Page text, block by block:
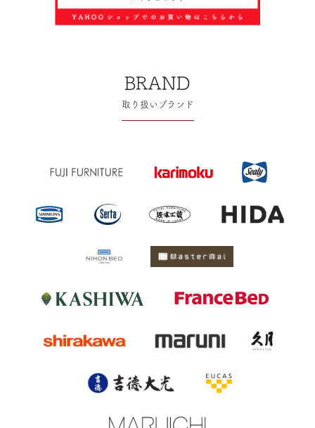
BRAND
取り扱いブランド